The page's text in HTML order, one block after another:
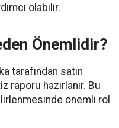
olabilir.
Önemlidir?
tarafından satın
raporu hazırlanır. Bu
önemli rol